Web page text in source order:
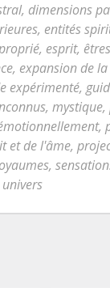
, dimensions
, entités
, esprit,
, expansion de
expérimenté,
, mystique,
,
et de l'âme,
,
univers